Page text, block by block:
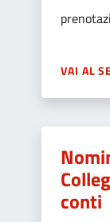
VAI AL
conti